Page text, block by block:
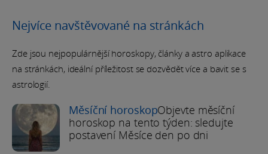
Nejvíce navštěvované na stránkách
Zde jsou nejpopulárnější horoskopy, články a astro aplikace
na stránkách, ideální příležitost se dozvědět více a bavit se s
astrologií.
Měsíční horoskopObjevte měsíční
horoskop na tento týden: sledujte
postavení Měsíce den po dni